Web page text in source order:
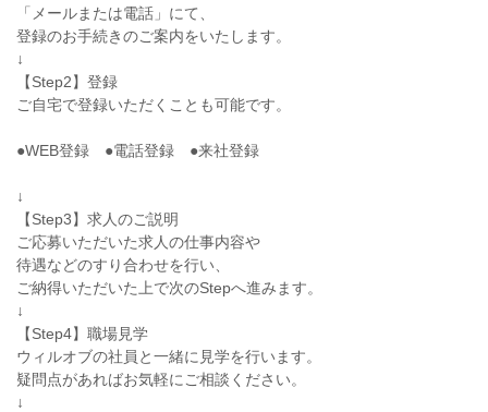
「メールまたは電話」にて、
登録のお手続きのご案内をいたします。
↓
【Step2】登録
ご自宅で登録いただくことも可能です。
●WEB登録 ●電話登録 ●来社登録
↓
【Step3】求人のご説明
ご応募いただいた求人の仕事内容や
待遇などのすり合わせを行い、
ご納得いただいた上で次のStepへ進みます。
↓
【Step4】職場見学
ウィルオブの社員と一緒に見学を行います。
疑問点があればお気軽にご相談ください。
↓